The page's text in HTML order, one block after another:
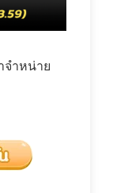
ำหน่าย